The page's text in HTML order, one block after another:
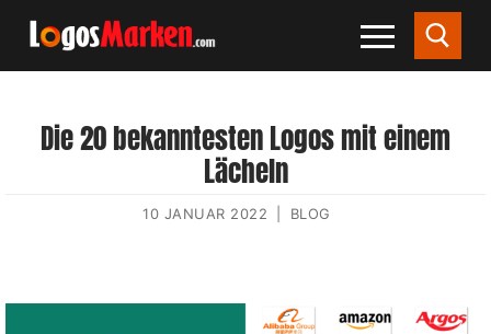
Die 20 bekanntesten Logos mit einem
Lächeln
10 JANUAR 2022 BLOG